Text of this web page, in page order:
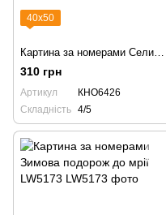
40х50
310 грн
Артикул
КНО6426
Складність 4/5